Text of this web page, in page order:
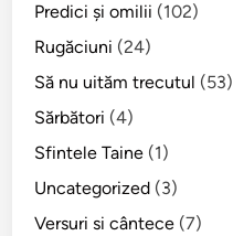
Predici şi omilii (102)
Rugăciuni (24)
Să nu uităm trecutul (53)
Sărbători (4)
Sfintele Taine (1)
Uncategorized (3)
Versuri si cântece (7)